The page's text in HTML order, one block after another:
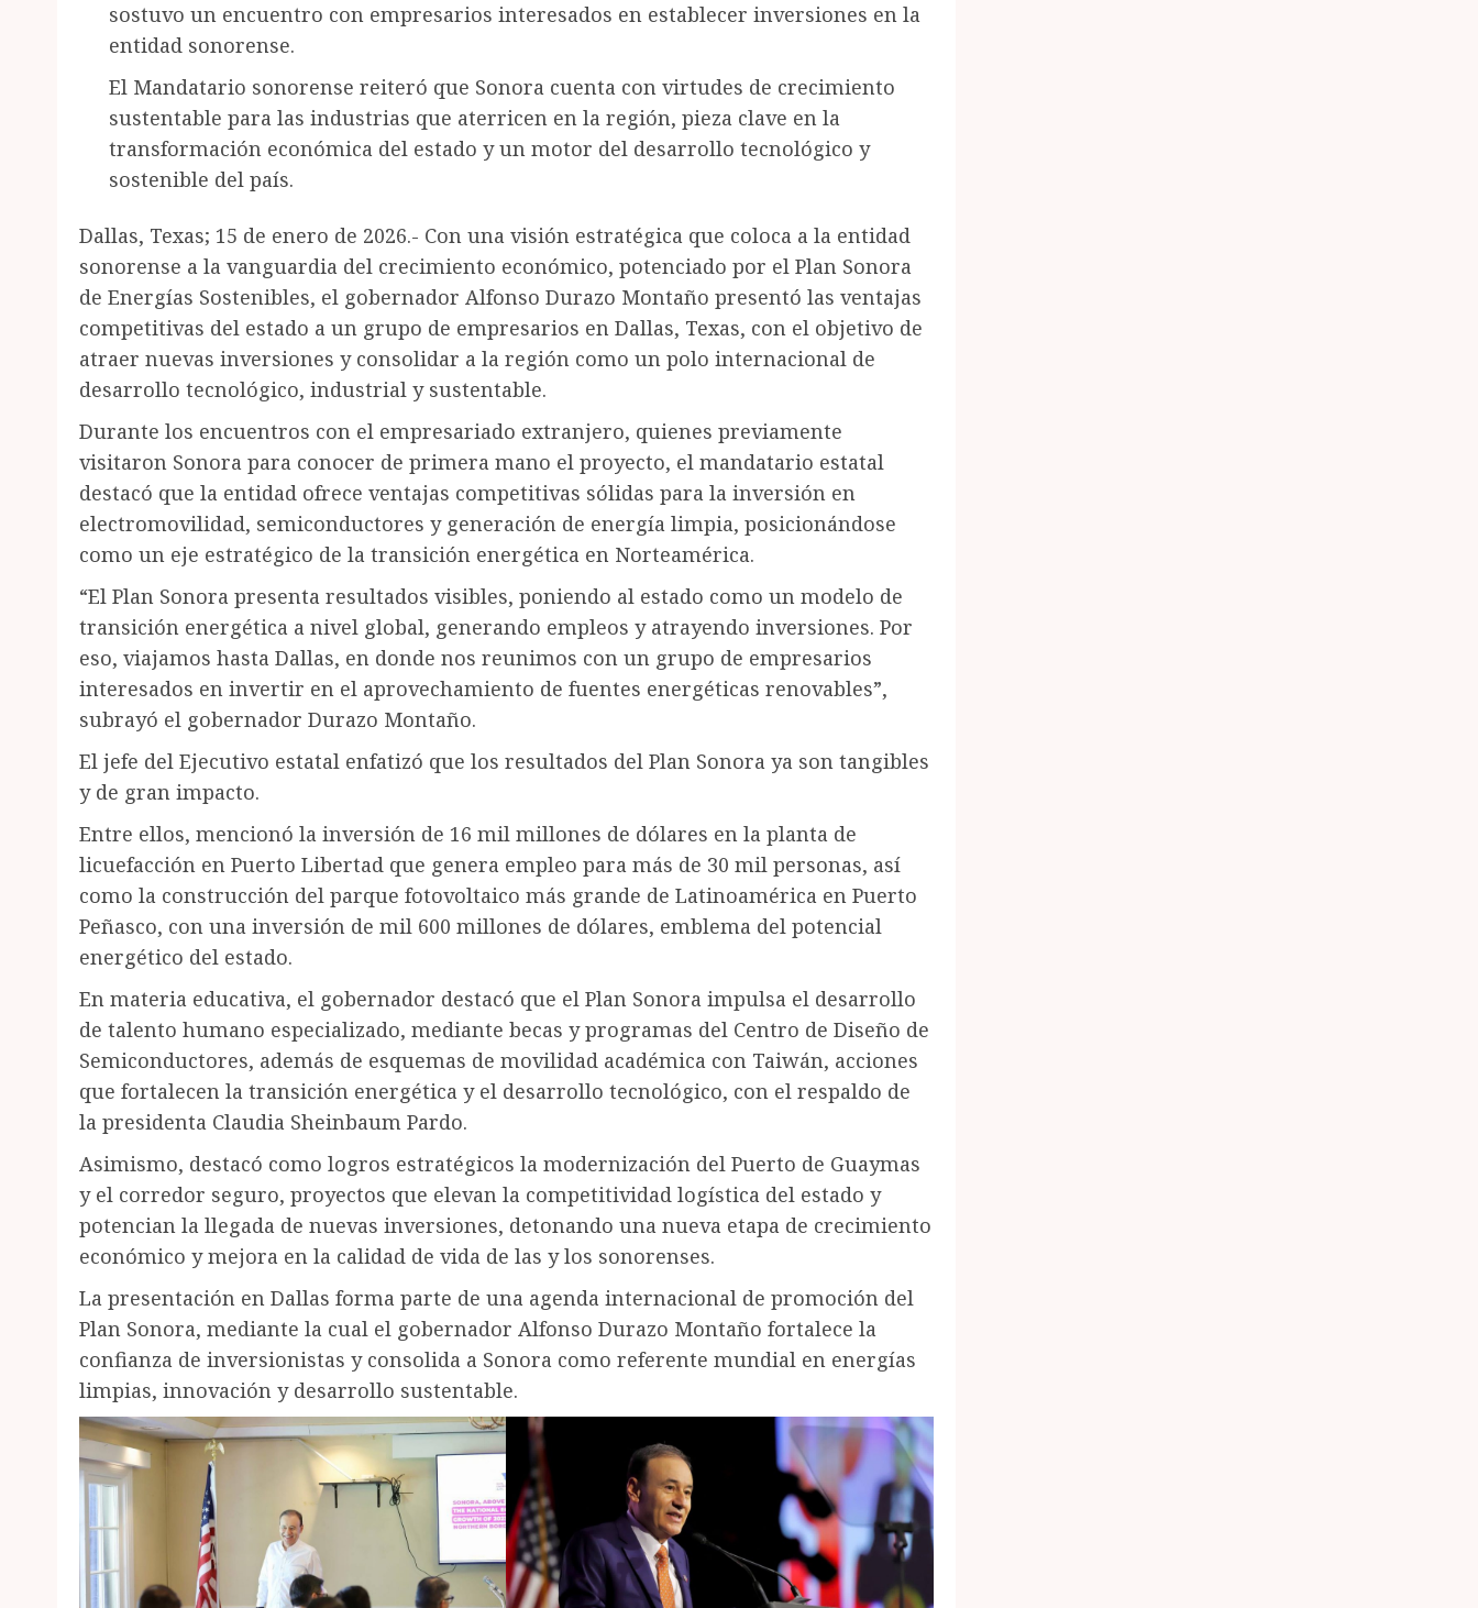
sostuvo un encuentro con empresarios interesados en establecer inversiones en la
entidad sonorense.
El Mandatario sonorense reiteró que Sonora cuenta con virtudes de crecimiento
sustentable para las industrias que aterricen en la región, pieza clave en la
transformación económica del estado y un motor del desarrollo tecnológico y
sostenible del país.
Dallas, Texas; 15 de enero de 2026.- Con una visión estratégica que coloca a la entidad
sonorense a la vanguardia del crecimiento económico, potenciado por el Plan Sonora
de Energías Sostenibles, el gobernador Alfonso Durazo Montaño presentó las ventajas
competitivas del estado a un grupo de empresarios en Dallas, Texas, con el objetivo de
atraer nuevas inversiones y consolidar a la región como un polo internacional de
desarrollo tecnológico, industrial y sustentable.
Durante los encuentros con el empresariado extranjero, quienes previamente
visitaron Sonora para conocer de primera mano el proyecto, el mandatario estatal
destacó que la entidad ofrece ventajas competitivas sólidas para la inversión en
electromovilidad, semiconductores y generación de energía limpia, posicionándose
como un eje estratégico de la transición energética en Norteamérica.
“El Plan Sonora presenta resultados visibles, poniendo al estado como un modelo de
transición energética a nivel global, generando empleos y atrayendo inversiones. Por
eso, viajamos hasta Dallas, en donde nos reunimos con un grupo de empresarios
interesados en invertir en el aprovechamiento de fuentes energéticas renovables”,
subrayó el gobernador Durazo Montaño.
El jefe del Ejecutivo estatal enfatizó que los resultados del Plan Sonora ya son tangibles
y de gran impacto.
Entre ellos, mencionó la inversión de 16 mil millones de dólares en la planta de
licuefacción en Puerto Libertad que genera empleo para más de 30 mil personas, así
como la construcción del parque fotovoltaico más grande de Latinoamérica en Puerto
Peñasco, con una inversión de mil 600 millones de dólares, emblema del potencial
energético del estado.
En materia educativa, el gobernador destacó que el Plan Sonora impulsa el desarrollo
de talento humano especializado, mediante becas y programas del Centro de Diseño de
Semiconductores, además de esquemas de movilidad académica con Taiwán, acciones
que fortalecen la transición energética y el desarrollo tecnológico, con el respaldo de
la presidenta Claudia Sheinbaum Pardo.
Asimismo, destacó como logros estratégicos la modernización del Puerto de Guaymas
y el corredor seguro, proyectos que elevan la competitividad logística del estado y
potencian la llegada de nuevas inversiones, detonando una nueva etapa de crecimiento
económico y mejora en la calidad de vida de las y los sonorenses.
La presentación en Dallas forma parte de una agenda internacional de promoción del
Plan Sonora, mediante la cual el gobernador Alfonso Durazo Montaño fortalece la
confianza de inversionistas y consolida a Sonora como referente mundial en energías
limpias, innovación y desarrollo sustentable.